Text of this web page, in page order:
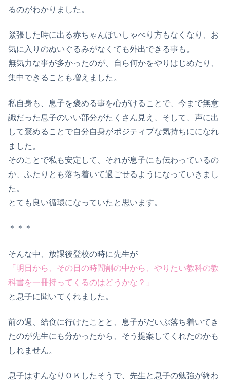
るのがわかりました。
緊張した時に出る赤ちゃんぽいしゃべり方もなくなり、お
気に入りのぬいぐるみがなくても外出できる事も。
無気力な事が多かったのが、自ら何かをやりはじめたり、
集中できることも増えました。
私自身も、息子を褒める事を心がけることで、今まで無意
識だった息子のいい部分がたくさん見え、そして、声に出
して褒めることで自分自身がポジティブな気持ちにになれ
ました。
そのことで私も安定して、それが息子にも伝わっているの
か、ふたりとも落ち着いて過ごせるようになっていきまし
た。
とても良い循環になっていたと思います。
＊＊＊
そんな中、放課後登校の時に先生が
「明日から、その日の時間割の中から、やりたい教科の教
科書を一冊持ってくるのはどうかな？」
と息子に聞いてくれました。
前の週、給食に行けたことと、息子がだいぶ落ち着いてき
たのが先生にも分かったから、そう提案してくれたのかも
しれません。
息子はすんなりＯＫしたそうで、先生と息子の勉強が終わ